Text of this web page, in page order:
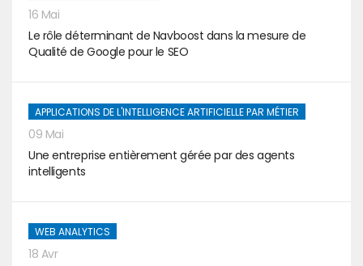
16 Mai
Le rôle déterminant de Navboost dans la mesure de
Qualité de Google pour le SEO
APPLICATIONS DE L'INTELLIGENCE ARTIFICIELLE PAR MÉTIER
09 Mai
Une entreprise entièrement gérée par des agents
intelligents
WEB ANALYTICS
18 Avr